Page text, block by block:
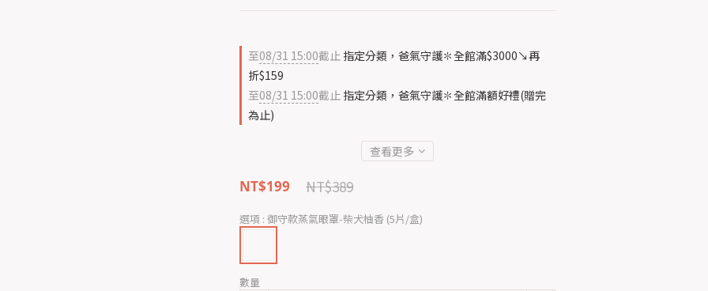
至08/31 15:00截止 指定分類，爸氣守護✽全館滿$3000↘再
折$159
至08/31 15:00截止 指定分類，爸氣守護✽全館滿額好禮(贈完
為止)
查看更多
NT$389
NT$199
選項 : 御守款蒸氣眼罩-柴犬柚香 (5片/盒)
數量